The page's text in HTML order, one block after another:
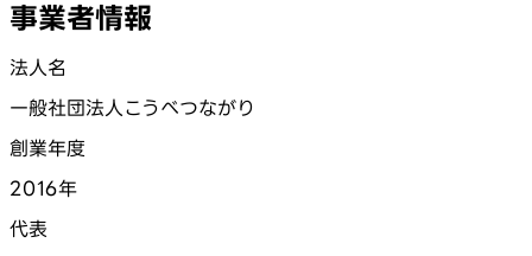
事業者情報
法人名
一般社団法人こうべつながり
創業年度
2016年
代表